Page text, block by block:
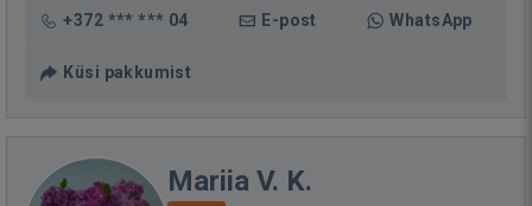
+372 *** *** 04 E-post WhatsApp
Küsi pakkumist
Mariia V. K.